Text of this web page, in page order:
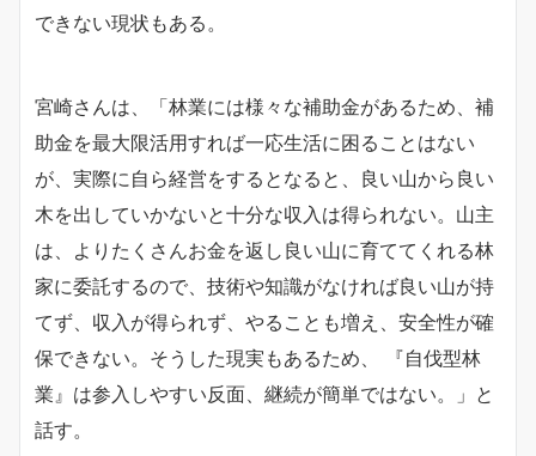
できない現状もある。
宮崎さんは、「林業には様々な補助金があるため、補
助金を最大限活用すれば一応生活に困ることはない
が、実際に自ら経営をするとなると、良い山から良い
木を出していかないと十分な収入は得られない。山主
は、よりたくさんお金を返し良い山に育ててくれる林
家に委託するので、技術や知識がなければ良い山が持
てず、収入が得られず、やることも増え、安全性が確
保できない。そうした現実もあるため、 『自伐型林
業』は参入しやすい反面、継続が簡単ではない。」と
話す。